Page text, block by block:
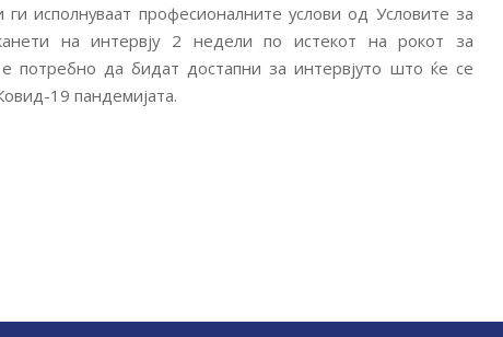
исполнуваат професионалните услови од Условите за
на интервју 2 недели по истекот на рокот за
потребно да бидат достапни за интервјуто што ќе се
19 пандемијата.